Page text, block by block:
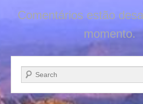
Comentários estão
momento.
Pesquisar…